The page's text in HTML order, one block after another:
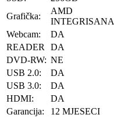
Grafička:
AMD
INTEGRISANA
Webcam:
DA
READER
DA
DVD-RW: NE
USB 2.0:
DA
USB 3.0:
DA
HDMI:
DA
Garancija:
12 MJESECI